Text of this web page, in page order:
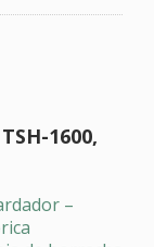
1600,
–